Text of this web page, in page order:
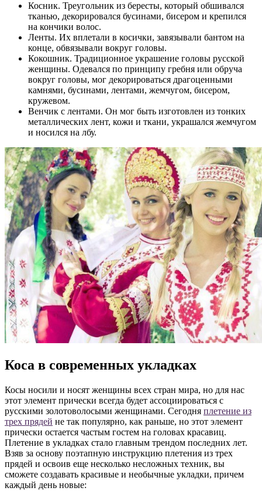
Косник. Треугольник из бересты, который обшивался
тканью, декорировался бусинами, бисером и крепился
на кончики волос.
Ленты. Их вплетали в косички, завязывали бантом на
конце, обвязывали вокруг головы.
Кокошник. Традиционное украшение головы русской
женщины. Одевался по принципу гребня или обруча
вокруг головы, мог декорироваться драгоценными
камнями, бусинами, лентами, жемчугом, бисером,
кружевом.
Венчик с лентами. Он мог быть изготовлен из тонких
металлических лент, кожи и ткани, украшался жемчугом
и носился на лбу.
Коса в современных укладках
Косы носили и носят женщины всех стран мира, но для нас
этот элемент прически всегда будет ассоциироваться с
русскими золотоволосыми женщинами. Сегодня плетение из
трех прядей не так популярно, как раньше, но этот элемент
прически остается частым гостем на головах красавиц.
Плетение в укладках стало главным трендом последних лет.
Взяв за основу поэтапную инструкцию плетения из трех
прядей и освоив еще несколько несложных техник, вы
сможете создавать красивые и необычные укладки, причем
каждый день новые: